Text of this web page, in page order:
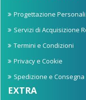
Progettazione
Servizi di Acquisizione
Termini e Condizioni
Privacy e Cookie
Spedizione e Consegna
EXTRA